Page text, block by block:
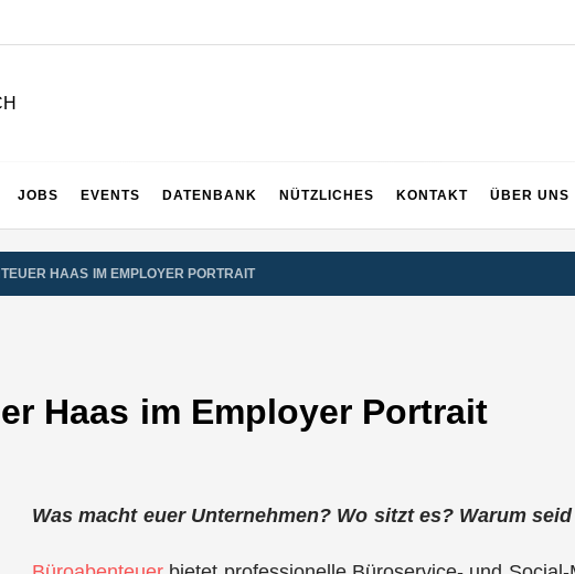
JOBS EVENTS DATENBANK NÜTZLICHES KONTAKT ÜBER UNS
HAAS IM EMPLOYER PORTRAIT
Haas im Employer Portrait
Was macht euer Unternehmen? Wo sitzt es? Warum